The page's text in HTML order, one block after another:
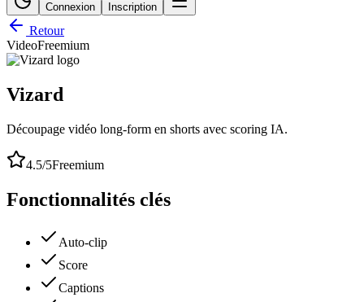
Connexion Inscription
Retour
VideoFreemium
Vizard
Découpage vidéo long-form en shorts avec scoring IA.
4.5/5Freemium
Fonctionnalités clés
Auto-clip
Score
Captions